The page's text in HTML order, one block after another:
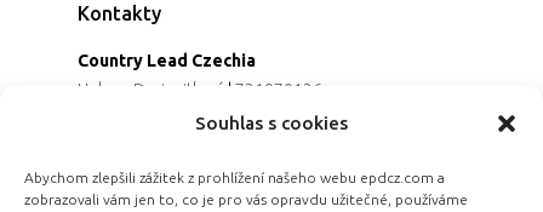
Souhlas s cookies
Abychom zlepšili zážitek z prohlížení našeho webu epdcz.com a
zobrazovali vám jen to, co je pro vás opravdu užitečné, používáme
Kontakty
Country Lead Czechia
Helena Dreiseitlová | 731970136
Koordinátorka projektu
Programová ředitelka
Jana Černoušková |607782535